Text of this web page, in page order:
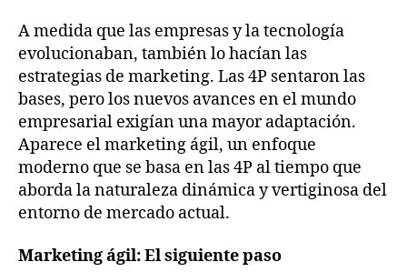
A medida que las empresas y la tecnología
evolucionaban, también lo hacían las
estrategias de marketing. Las 4P sentaron las
bases, pero los nuevos avances en el mundo
empresarial exigían una mayor adaptación.
Aparece el marketing ágil, un enfoque
moderno que se basa en las 4P al tiempo que
aborda la naturaleza dinámica y vertiginosa del
entorno de mercado actual.
Marketing ágil: El siguiente paso